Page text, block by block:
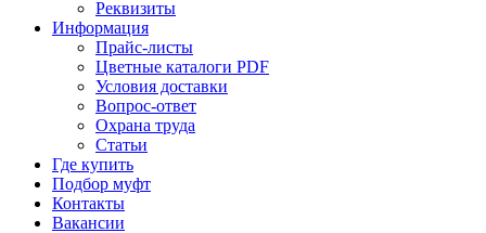
Реквизиты
Информация
Прайс-листы
Цветные каталоги PDF
Условия доставки
Вопрос-ответ
Охрана труда
Статьи
Где купить
Подбор муфт
Контакты
Вакансии